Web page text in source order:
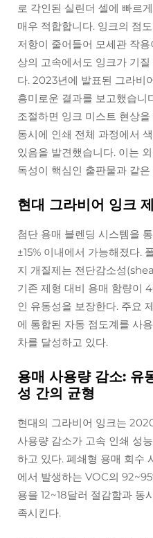
로 각인된 실린더 셀에 빠르
매우 적합합니다. 잉크의 점
저항이 줄어들어 모세관 작
상의 고속에서도 잉크가 기
다. 2023년에 발표된 그라비
흥미로운 결과를 보고했습니
조절하면 잉크 미스트 현상
동시에 인쇄 전체 과정에서
있음을 발견했습니다. 이는
독성이 핵심인 출판물과 같
현대 그라비어 잉크
첨단 용매 블렌딩 시스템을
±15% 이내에서 가능해졌다.
지 개질제는 전단감소성
기존 제형 대비 용매 함량이
인 유동성을 보장한다. 주요
에 통합된 자동 점도계를 사
차를 달성하고 있다.
용매 사용량 감소: 유
성 간의 균형
현대의 그라비어 잉크는
사용량 감소가 고속 인쇄 성
하고 있다. 폐쇄형 용매 회수
에서 발생하는 VOC의
용을 12~18달러 절감함과
족시킨다.